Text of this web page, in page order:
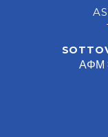
ΑΦΜ